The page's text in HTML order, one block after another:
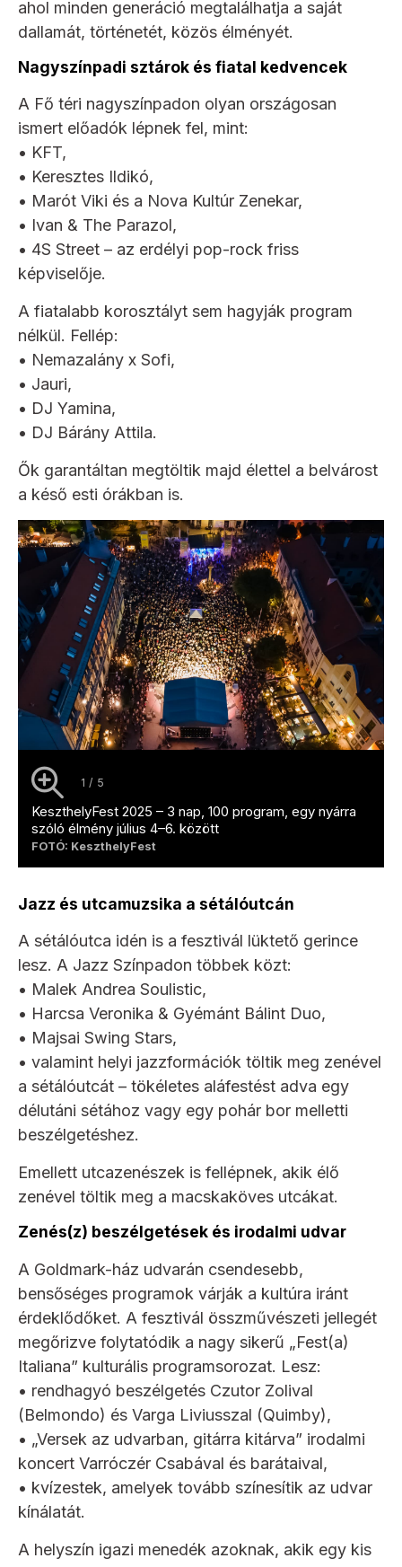
ahol minden generáció megtalálhatja a saját
dallamát, történetét, közös élményét.
Nagyszínpadi sztárok és fiatal kedvencek
A Fő téri nagyszínpadon olyan országosan
ismert előadók lépnek fel, mint:
• KFT,
• Keresztes Ildikó,
• Marót Viki és a Nova Kultúr Zenekar,
• Ivan & The Parazol,
• 4S Street – az erdélyi pop-rock friss
képviselője.
A fiatalabb korosztályt sem hagyják program
nélkül. Fellép:
• Nemazalány x Sofi,
• Jauri,
• DJ Yamina,
• DJ Bárány Attila.
Ők garantáltan megtöltik majd élettel a belvárost
a késő esti órákban is.
1 / 5
KeszthelyFest 2025 – 3 nap, 100 program, egy nyárra
szóló élmény július 4–6. között
FOTÓ: KeszthelyFest
Jazz és utcamuzsika a sétálóutcán
A sétálóutca idén is a fesztivál lüktető gerince
lesz. A Jazz Színpadon többek közt:
• Malek Andrea Soulistic,
• Harcsa Veronika & Gyémánt Bálint Duo,
• Majsai Swing Stars,
• valamint helyi jazzformációk töltik meg zenével
a sétálóutcát – tökéletes aláfestést adva egy
délutáni sétához vagy egy pohár bor melletti
beszélgetéshez.
Emellett utcazenészek is fellépnek, akik élő
zenével töltik meg a macskaköves utcákat.
Zenés(z) beszélgetések és irodalmi udvar
A Goldmark-ház udvarán csendesebb,
bensőséges programok várják a kultúra iránt
érdeklődőket. A fesztivál összművészeti jellegét
megőrizve folytatódik a nagy sikerű „Fest(a)
Italiana” kulturális programsorozat. Lesz:
• rendhagyó beszélgetés Czutor Zolival
(Belmondo) és Varga Liviusszal (Quimby),
• „Versek az udvarban, gitárra kitárva” irodalmi
koncert Varróczér Csabával és barátaival,
• kvízestek, amelyek tovább színesítik az udvar
kínálatát.
A helyszín igazi menedék azoknak, akik egy kis